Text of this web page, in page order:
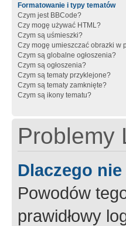
Formatowanie i typy tematów
Czym jest BBCode?
Czy mogę używać HTML?
Czym są uśmieszki?
Czy mogę umieszczać obrazki w
Czym są globalne ogłoszenia?
Czym są ogłoszenia?
Czym są tematy przyklejone?
Czym są tematy zamknięte?
Czym są ikony tematu?
Problemy
Dlaczego
Powodów
prawidłowy